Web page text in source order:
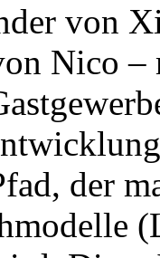
von
Nico –
der